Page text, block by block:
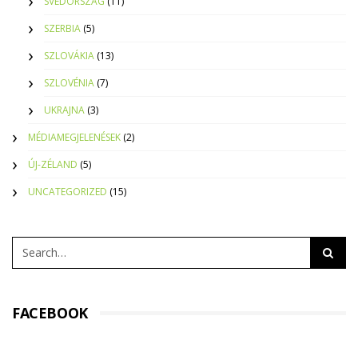
SZERBIA (5)
SZLOVÁKIA (13)
SZLOVÉNIA (7)
UKRAJNA (3)
MÉDIAMEGJELENÉSEK (2)
ÚJ-ZÉLAND (5)
UNCATEGORIZED (15)
FACEBOOK